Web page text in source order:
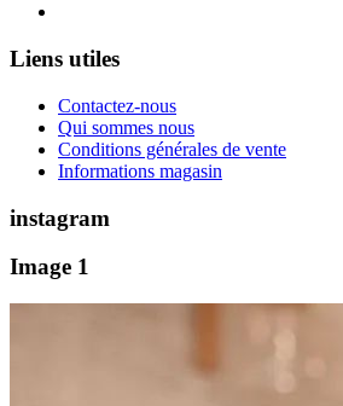
Liens utiles
Contactez-nous
Qui sommes nous
Conditions générales de vente
Informations magasin
instagram
Image 1